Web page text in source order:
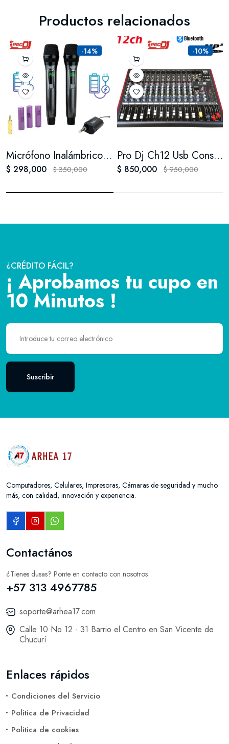
Productos relacionados
-14%
Micrófono Inalámbrico Doble Pro Dj M62-m
$ 298,000 $ 350,000
-10%
Pro Dj Ch12 Usb Consola Pasiva Mezclador Bluetooth / Mixer
$ 850,000 $ 950,000
¿CRÉDITO FÁCIL?
¡ Aprobamos tu cupo en
10 Minutos !
Suscribir
Computadores, Celulares, Impresoras, Cámaras de seguridad y mucho
más, con calidad, innovación y experiencia.
Contactános
¿Tienes dusas? Ponte en contacto con nosotros
+57 313 4967785
soporte@arhea17.com
Calle 10 No 12 - 31 Barrio el Centro en San Vicente de
Chucurí
Enlaces rápidos
Condiciones del Servicio
Politica de Privacidad
Politica de cookies